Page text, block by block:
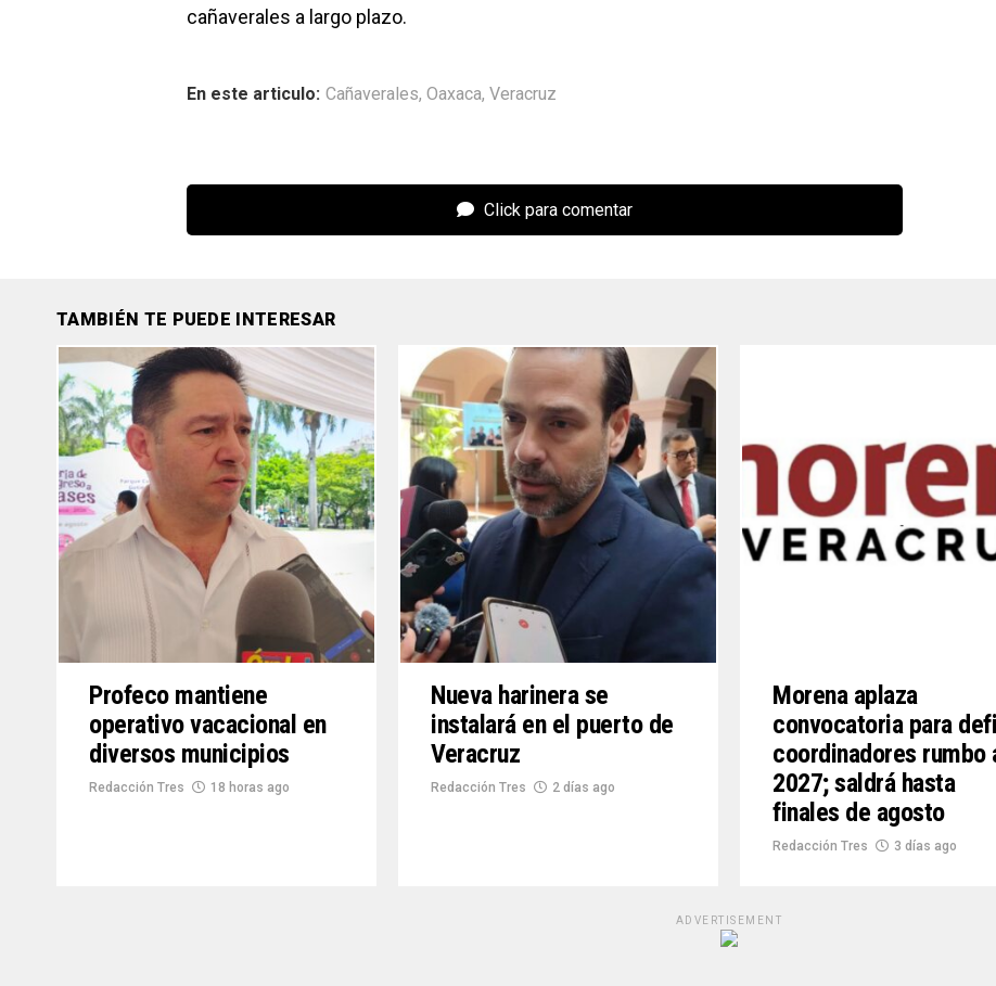
cañaverales a largo plazo.
En este articulo: Cañaverales, Oaxaca, Veracruz
Click para comentar
TAMBIÉN TE PUEDE INTERESAR
Profeco mantiene
operativo vacacional en
diversos municipios
Redacción Tres 18 horas ago
Nueva harinera se
instalará en el puerto de
Veracruz
Redacción Tres 2 días ago
Morena aplaza
convocatoria para
coordinadores rumbo
2027; saldrá hasta
finales de agosto
Redacción Tres 3 días ago
ADVERTISEMENT